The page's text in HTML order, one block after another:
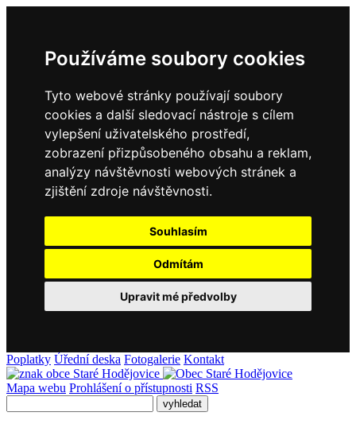
Používáme soubory cookies
Tyto webové stránky používají soubory
cookies a další sledovací nástroje s cílem
vylepšení uživatelského prostředí,
zobrazení přizpůsobeného obsahu a reklam,
analýzy návštěvnosti webových stránek a
zjištění zdroje návštěvnosti.
Souhlasím
Odmítám
Upravit mé předvolby
Poplatky Úřední deska Fotogalerie Kontakt
Mapa webu Prohlášení o přístupnosti RSS